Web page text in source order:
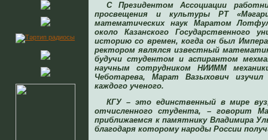
С Президентом Ассоциации
просвещения и культуры РТ
математических наук Маратом
около Казанского Государственного
историю со времен, когда он был
ректором являлся известный
будучи студентом и аспирантом
научным сотрудником НИИММ
Чеботарева, Марат Вазыхович
каждого ученого.
КГУ – это единственный в мире
отчисленного студента, – говорит
приближаемся к памятнику Владимира
благодаря которому народы России